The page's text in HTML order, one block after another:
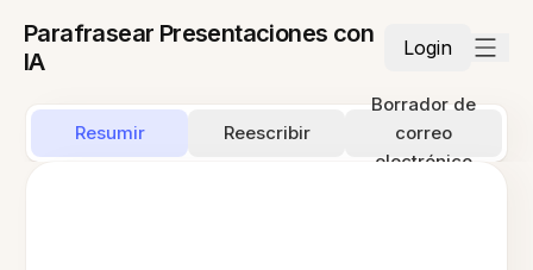
Parafrasear Presentaciones con
IA
Login
Resumir Reescribir
Borrador de
correo
electrónico